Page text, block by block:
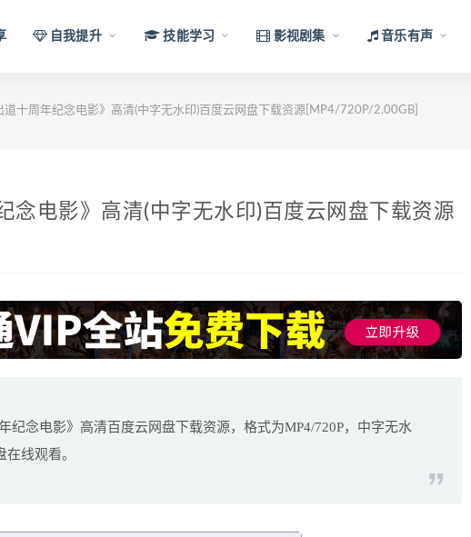
自我提升 技能学习 影视剧集 音乐有声
道十周年纪念电影》高清(中字无水印)百度云网盘下载资源[MP4/720P/2.00GB]
念电影》高清(中字无水印)百度云网盘下载资源
纪念电影》高清百度云网盘下载资源，格式为MP4/720P，中字无水
线观看。